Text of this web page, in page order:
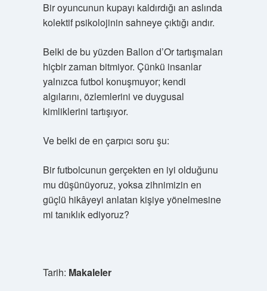
Bir oyuncunun kupayı kaldırdığı an aslında
kolektif psikolojinin sahneye çıktığı andır.
Belki de bu yüzden Ballon d’Or tartışmaları
hiçbir zaman bitmiyor. Çünkü insanlar
yalnızca futbol konuşmuyor; kendi
algılarını, özlemlerini ve duygusal
kimliklerini tartışıyor.
Ve belki de en çarpıcı soru şu:
Bir futbolcunun gerçekten en iyi olduğunu
mu düşünüyoruz, yoksa zihnimizin en
güçlü hikâyeyi anlatan kişiye yönelmesine
mi tanıklık ediyoruz?
Tarih: Makaleler